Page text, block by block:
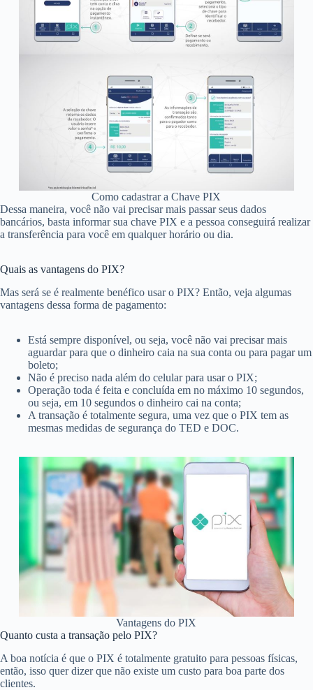
Como cadastrar a Chave PIX
Dessa maneira, você não vai precisar mais passar seus dados
bancários, basta informar sua chave PIX e a pessoa conseguirá realizar
a transferência para você em qualquer horário ou dia.
Quais as vantagens do PIX?
Mas será se é realmente benéfico usar o PIX? Então, veja algumas
vantagens dessa forma de pagamento:
Está sempre disponível, ou seja, você não vai precisar mais
aguardar para que o dinheiro caia na sua conta ou para pagar um
boleto;
Não é preciso nada além do celular para usar o PIX;
Operação toda é feita e concluída em no máximo 10 segundos,
ou seja, em 10 segundos o dinheiro cai na conta;
A transação é totalmente segura, uma vez que o PIX tem as
mesmas medidas de segurança do TED e DOC.
Vantagens do PIX
Quanto custa a transação pelo PIX?
A boa notícia é que o PIX é totalmente gratuito para pessoas físicas,
então, isso quer dizer que não existe um custo para boa parte dos
clientes.